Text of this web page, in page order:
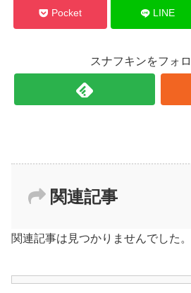
Pocket LINE
スナフキンをフォ
関連記事
関連記事は見つかりませんでした。